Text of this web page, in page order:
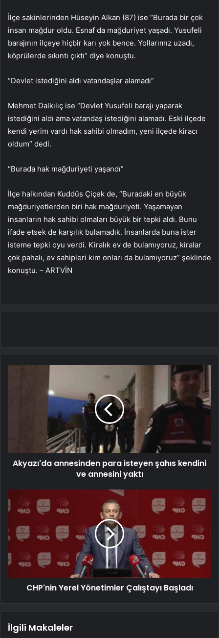
İlçe sakinlerinden Hüseyin Alkan (87) ise “Burada bir çok
insan mağdur oldu. Esnaf da mağduriyet yaşadı. Yusufeli
barajının ilçeye hiçbir karı yok bence. Yollarımız uzadı,
köprülerde sıkıntı çıktı” diye konuştu.
“Devlet istediğini aldı vatandaşlar alamadı”
Mehmet Dalkılıç ise “Devlet Yusufeli barajı yaparak
istediğini aldı ama vatandaş istediğini alamadı. Eski ilçede
kendi yerim vardı hak sahibi olmadım, yeni ilçede kiracı
oldum” dedi.
“Burada hak mağduriyeti yaşandı”
İlçe halkından Kuddüs Çiçek de, “Buradaki en büyük
mağduriyetlerden biri hak mağduriyeti. Yaşamayan
insanların hak sahibi olmaları büyük bir tepki aldı. Bunu
ifade etsek de karşılık bulamadık. İnsanlarda buna ister
isteme tepki oyu verdi. Kiralık ev de bulamıyoruz, kiralar
çok pahalı, ev sahipleri kim onları da bulamıyoruz” şeklinde
konuştu. – ARTVİN
Akyazı'da annesinden para isteyen şahıs kendini
ve annesini yaktı
CHP'nin Yerel Yönetimler Çalıştayı Başladı
İlgili Makaleler